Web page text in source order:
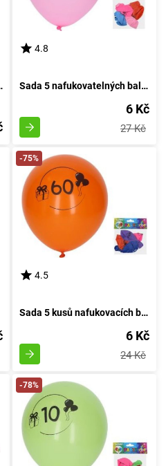
41x29 cm
4.8
Sada 5 nafukovatelných balónků o průměru 30 cm, s motivem číslo 18
6 Kč
27 Kč
-75%
4.5
Sada 5 kusů nafukovacích balónků o průměru 30 cm - číslo 60
6 Kč
24 Kč
-78%